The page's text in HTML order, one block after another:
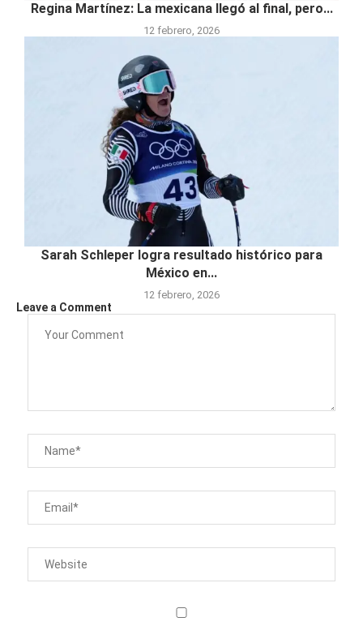
Regina Martínez: La mexicana llegó al final, pero...
12 febrero, 2026
Sarah Schleper logra resultado histórico para
México en...
12 febrero, 2026
Leave a Comment